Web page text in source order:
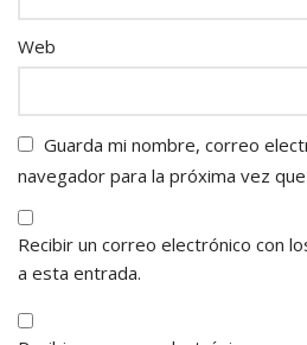
Web
Guarda mi nombre, correo
navegador para la próxima vez
Recibir un correo electrónico con
a esta entrada.